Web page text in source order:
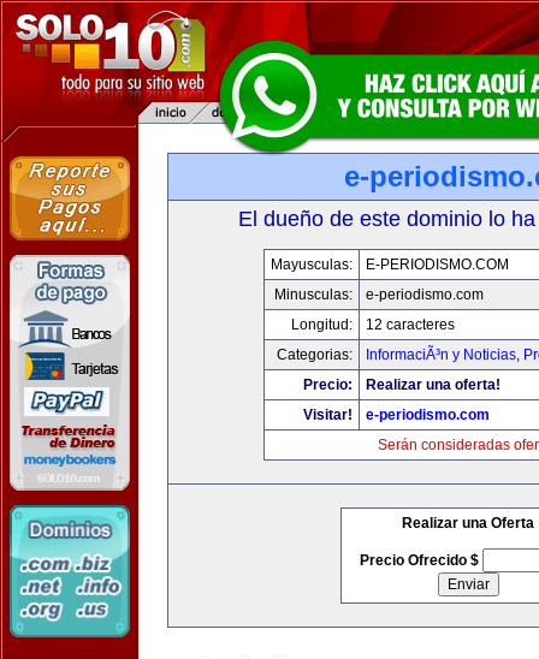
e-
El dueño de este dominio lo
Mayusculas:
E-PERIODISMO.COM
Minusculas:
e-periodismo.com
Longitud:
12 caracteres
Categorias:
InformaciÃ³n y Noticias,
Precio:
Realizar una oferta!
Visitar!
e-periodismo.com
Serán consideradas
Realizar una Oferta
Precio Ofrecido $